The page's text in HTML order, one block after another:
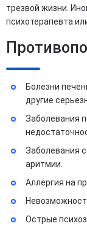
трезвой жизни.
психотерапевта
Болезни
другие
Заболевания
Заболевания
аритмии.
Аллергия на
Острые